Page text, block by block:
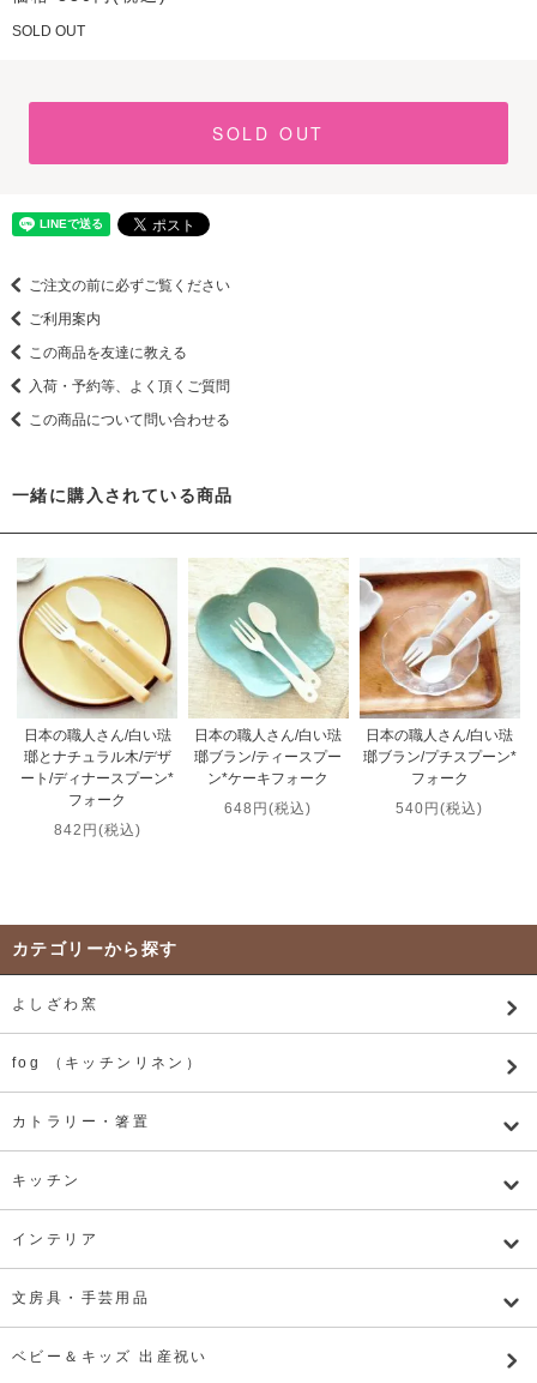
SOLD OUT
SOLD OUT
ご注文の前に必ずご覧ください
ご利用案内
この商品を友達に教える
入荷・予約等、よく頂くご質問
この商品について問い合わせる
一緒に購入されている商品
日本の職人さん/白い琺
瑯とナチュラル木/デザ
ート/ディナースプーン*
フォーク
842円(税込)
日本の職人さん/白い琺
瑯ブラン/ティースプー
ン*ケーキフォーク
648円(税込)
日本の職人さん/白い琺
瑯ブラン/プチスプーン*
フォーク
540円(税込)
カテゴリーから探す
よしざわ窯
fog （キッチンリネン）
カトラリー・箸置
キッチン
インテリア
文房具・手芸用品
ベビー＆キッズ 出産祝い